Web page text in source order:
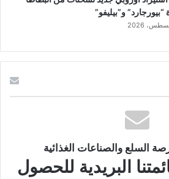
“بيورجارد” و”بيليفو”
السلع والصناعات الغذائية
البريدية للحصول